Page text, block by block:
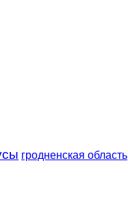
гродненская область